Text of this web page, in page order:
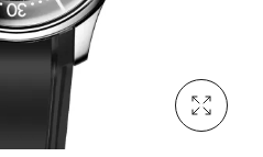
Cartier
Uhren von Cartier